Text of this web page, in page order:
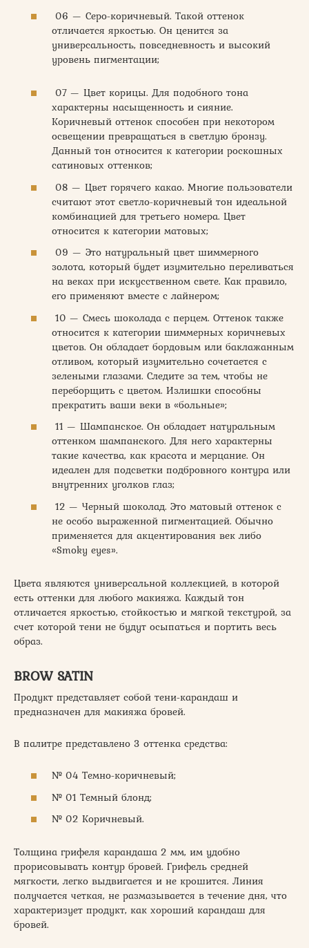
06 — Серо-коричневый. Такой оттенок
отличается яркостью. Он ценится за
универсальность, повседневность и высокий
уровень пигментации;
07 — Цвет корицы. Для подобного тона
характерны насыщенность и сияние.
Коричневый оттенок способен при некотором
освещении превращаться в светлую бронзу.
Данный тон относится к категории роскошных
сатиновых оттенков;
08 — Цвет горячего какао. Многие пользователи
считают этот светло-коричневый тон идеальной
комбинацией для третьего номера. Цвет
относится к категории матовых;
09 — Это натуральный цвет шиммерного
золота, который будет изумительно переливаться
на веках при искусственном свете. Как правило,
его применяют вместе с лайнером;
10 — Смесь шоколада с перцем. Оттенок также
относится к категории шиммерных коричневых
цветов. Он обладает бордовым или баклажанным
отливом, который изумительно сочетается с
зелеными глазами. Следите за тем, чтобы не
переборщить с цветом. Излишки способны
прекратить ваши веки в «больные»;
11 — Шампанское. Он обладает натуральным
оттенком шампанского. Для него характерны
такие качества, как красота и мерцание. Он
идеален для подсветки подбровного контура или
внутренних уголков глаз;
12 — Черный шоколад. Это матовый оттенок с
не особо выраженной пигментацией. Обычно
применяется для акцентирования век либо
«Smoky eyes».
Цвета являются универсальной коллекцией, в которой
есть оттенки для любого макияжа. Каждый тон
отличается яркостью, стойкостью и мягкой текстурой, за
счет которой тени не будут осыпаться и портить весь
образ.
BROW SATIN
Продукт представляет собой тени-карандаш и
предназначен для макияжа бровей.
В палитре представлено 3 оттенка средства:
№ 04 Темно-коричневый;
№ 01 Темный блонд;
№ 02 Коричневый.
Толщина грифеля карандаша 2 мм, им удобно
прорисовывать контур бровей. Грифель средней
мягкости, легко выдвигается и не крошится. Линия
получается четкая, не размазывается в течение дня, что
характеризует продукт, как хороший карандаш для
бровей.